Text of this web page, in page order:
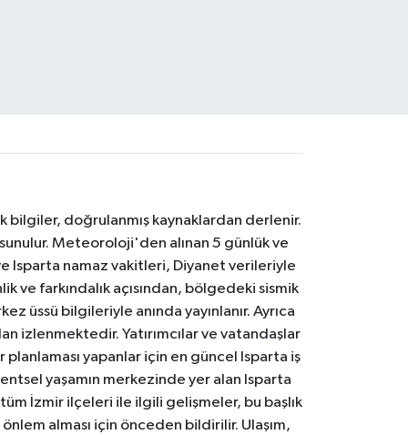
bilgiler, doğrulanmış kaynaklardan derlenir.
Meteoroloji'den alınan 5 günlük ve
Isparta namaz vakitleri, Diyanet verileriyle
ve farkındalık açısından, bölgedeki sismik
üssü bilgileriyle anında yayınlanır. Ayrıca
izlenmektedir. Yatırımcılar ve vatandaşlar
planlaması yapanlar için en güncel Isparta iş
yaşamın merkezinde yer alan Isparta
tüm İzmir ilçeleri ile ilgili gelişmeler, bu başlık
alması için önceden bildirilir. Ulaşım,